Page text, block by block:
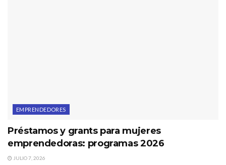
EMPRENDEDORES
Préstamos y grants para mujeres
emprendedoras: programas 2026
JULIO 7, 2026